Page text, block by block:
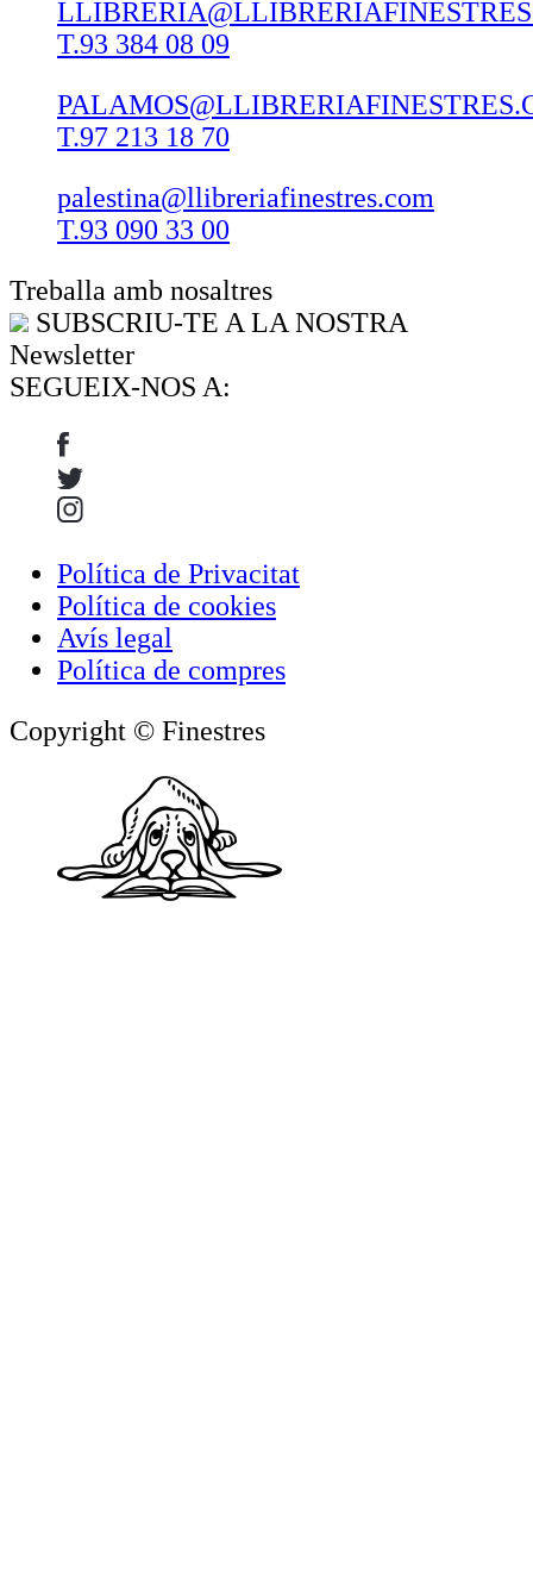
T.93 384 08 09
T.97 213 18 70
palestina@llibreriafinestres.com
T.93 090 33 00
Treballa amb nosaltres
SUBSCRIU-TE A LA NOSTRA
Newsletter
SEGUEIX-NOS A:
Política de Privacitat
Política de cookies
Avís legal
Política de compres
Copyright © Finestres